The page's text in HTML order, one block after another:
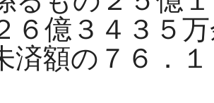
６億３４３５
済額の７６．